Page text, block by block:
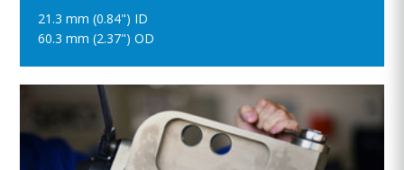
21.3 mm (0.84") ID
60.3 mm (2.37") OD
ПОЛОЖИТЪ В КОРЗИНУ